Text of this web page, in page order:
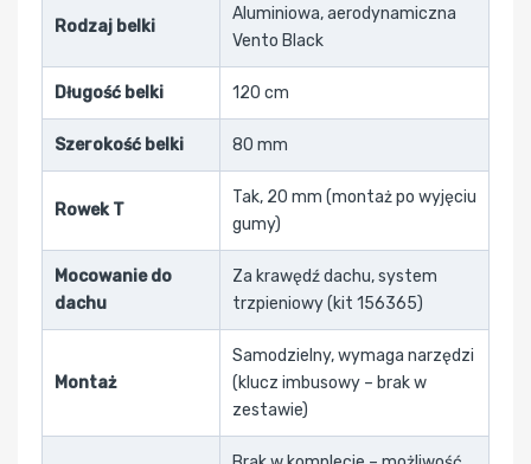
Rodzaj belki
Aluminiowa, aerodynamiczna
Vento Black
Długość belki 120 cm
Szerokość belki 80 mm
Rowek T
Tak, 20 mm (montaż po wyjęciu
gumy)
Mocowanie do
dachu
Za krawędź dachu, system
trzpieniowy (kit 156365)
Montaż
Samodzielny, wymaga narzędzi
(klucz imbusowy – brak w
zestawie)